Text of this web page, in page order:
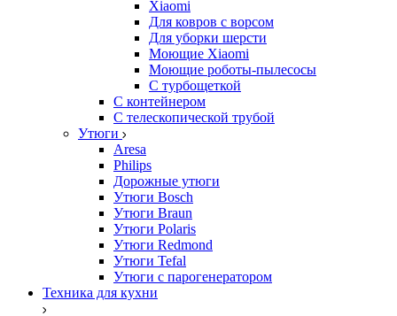
Xiaomi
Для ковров с ворсом
Для уборки шерсти
Моющие Xiaomi
Моющие роботы-пылесосы
С турбощеткой
С контейнером
С телескопической трубой
Утюги
Aresa
Philips
Дорожные утюги
Утюги Bosch
Утюги Braun
Утюги Polaris
Утюги Redmond
Утюги Tefal
Утюги с парогенератором
Техника для кухни